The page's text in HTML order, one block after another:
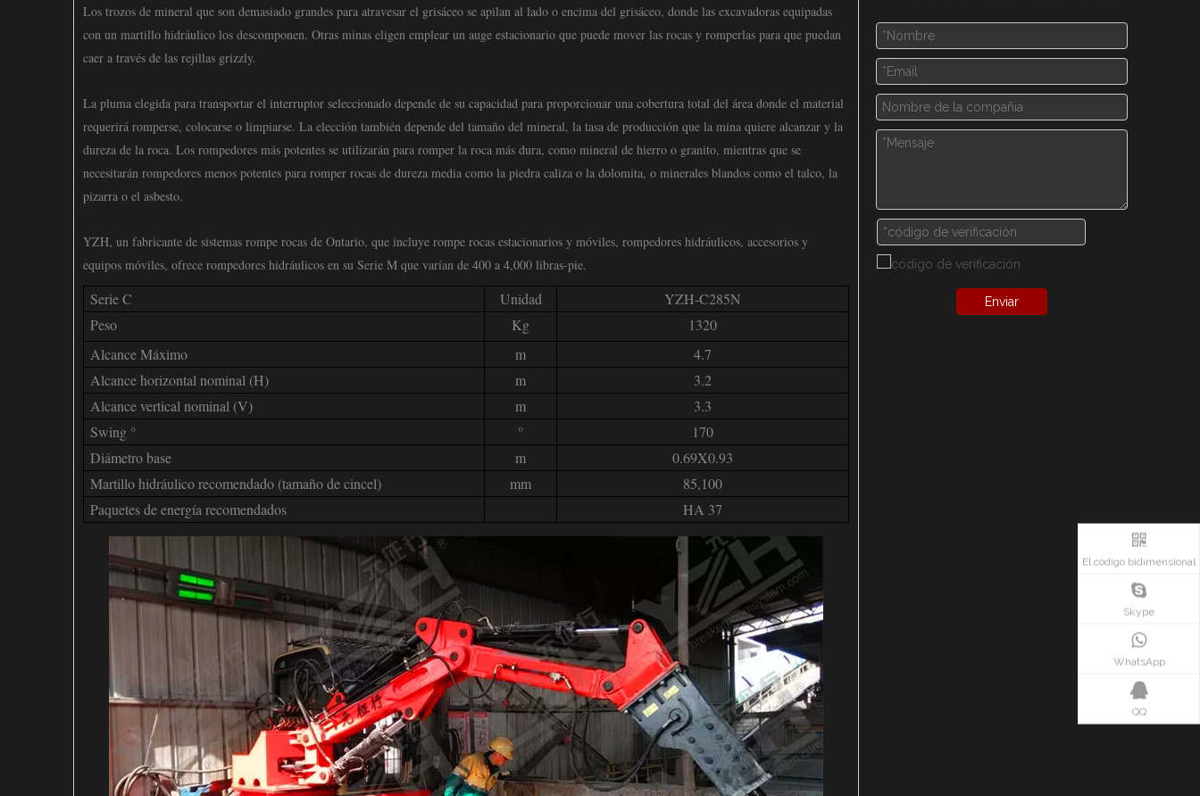
Los trozos de mineral que son demasiado grandes para atravesar el grisáceo se apilan al lado o encima del grisáceo, donde las excavadoras equipadas
con un martillo hidráulico los descomponen. Otras minas eligen emplear un auge estacionario que puede mover las rocas y romperlas para que puedan
caer a través de las rejillas grizzly.
La pluma elegida para transportar el interruptor seleccionado depende de su capacidad para proporcionar una cobertura total del área donde el material
requerirá romperse, colocarse o limpiarse. La elección también depende del tamaño del mineral, la tasa de producción que la mina quiere alcanzar y la
dureza de la roca. Los rompedores más potentes se utilizarán para romper la roca más dura, como mineral de hierro o granito, mientras que se
necesitarán rompedores menos potentes para romper rocas de dureza media como la piedra caliza o la dolomita, o minerales blandos como el talco, la
pizarra o el asbesto.
YZH, un fabricante de sistemas rompe rocas de Ontario, que incluye rompe rocas estacionarios y móviles, rompedores hidráulicos, accesorios y
equipos móviles, ofrece rompedores hidráulicos en su Serie M que varían de 400 a 4,000 libras-pie.
Serie C Unidad
YZH-C285N
Peso
Kg
1320
Alcance Máximo
m
4.7
Alcance horizontal nominal (H)
m
3.2
Alcance vertical nominal (V)
m
3.3
Swing °
°
170
Diámetro base
m
0.69X0.93
Martillo hidráulico recomendado (tamaño de cincel)
mm
85,100
Paquetes de energía recomendados
HA 37
Enviar
El código bidimensional
Skype
WhatsApp
QQ